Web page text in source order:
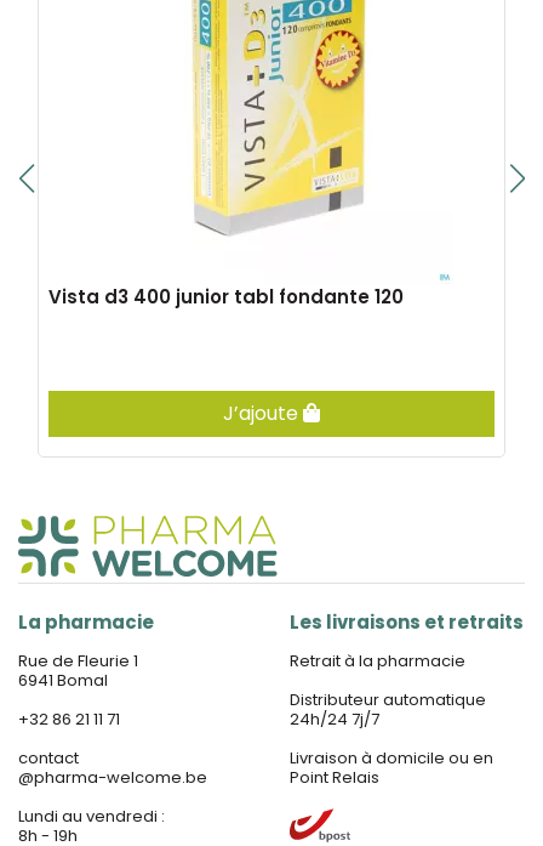
Vista d3 400 junior tabl fondante 120
J’ajoute
La pharmacie
Rue de Fleurie 1
6941 Bomal
+32 86 21 11 71
contact
@pharma-welcome.be
Lundi au vendredi :
8h - 19h
Les livraisons et retraits
Retrait à la pharmacie
Distributeur automatique
24h/24 7j/7
Livraison à domicile ou en
Point Relais